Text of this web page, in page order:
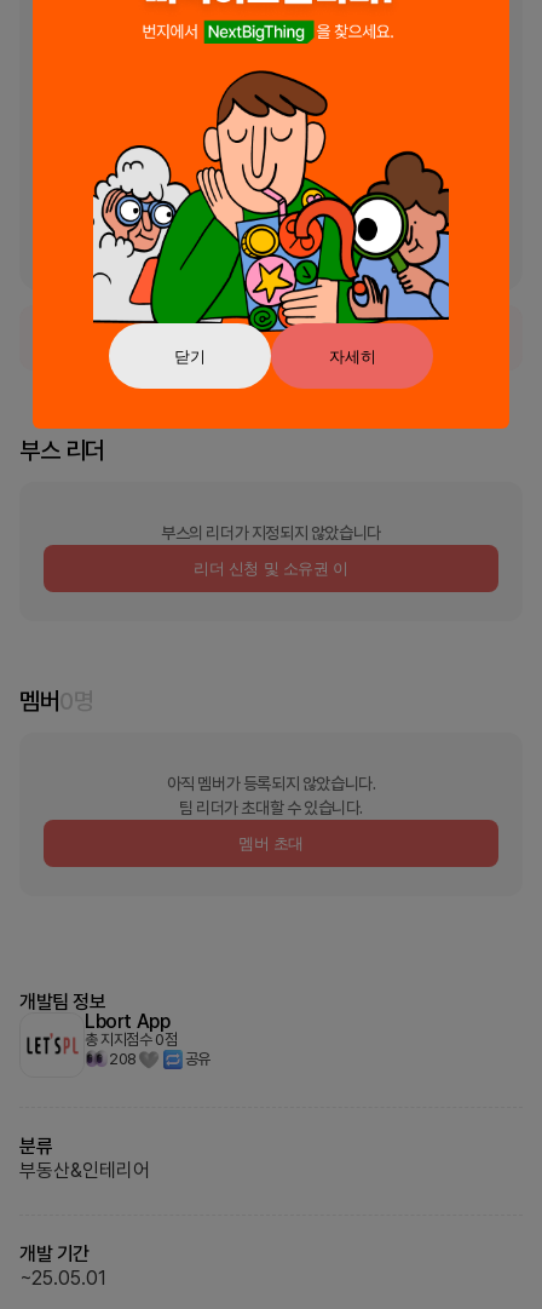
닫기 자세히
선호하는 스타일에 따라 AI가 제안하는 가구가 완비된 레이아웃을 받으
빠른 계획을 원하는 주택 소유자, 임차인 및 인테리어 디자이너에게 이상
AI 스타일 전송을 통해 기존 공간에 다양한 장식 스타일을 적용해보세요.
객실을 현대적, 소박한 또는 빈티지 테마로 즉시 바꿔보세요.
AI 색상 변환을 사용하여 벽과 가구 색상을 실험해 보세요.
실제 수정을 하기 전에 집 장식의 변화를 시각화하세요.
손쉬운 집 장식을 위한 사용하기 쉬운 AI 도구입니다.
몇 번의 탭만으로 멋진 인테리어를 만들어보세요.
서비스가 현재 일시적으로 사용 불가능한 상태입니다.
부스 리더
부스의 리더가 지정되지 않았습니다
리더 신청 및 소유권 이
멤버0명
아직 멤버가 등록되지 않았습니다.
팀 리더가 초대할 수 있습니다.
멤버 초대
개발팀 정보
Lbort App
총 지지점수 0점
208
공유
분류
부동산&인테리어
개발 기간
~25.05.01